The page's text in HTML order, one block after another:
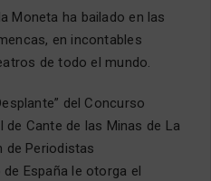
Moneta ha bailado en las
en incontables
de todo el mundo.
del Concurso
de Cante de las Minas de La
de Periodistas
España le otorga el